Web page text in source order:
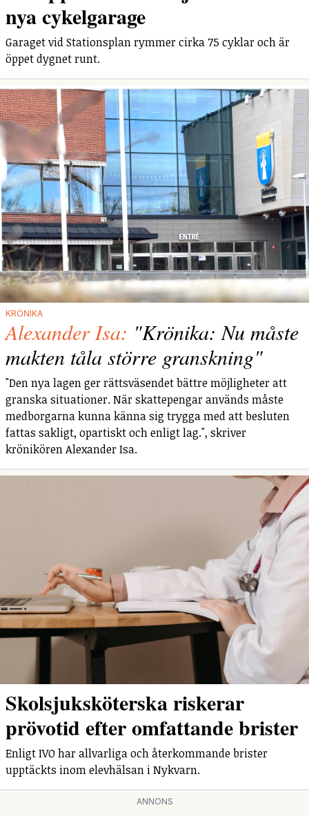
nya cykelgarage
Garaget vid Stationsplan rymmer cirka 75 cyklar och är
öppet dygnet runt.
KRÖNIKA
Alexander Isa: "Krönika: Nu måste
makten tåla större granskning"
"Den nya lagen ger rättsväsendet bättre möjligheter att
granska situationer. När skattepengar används måste
medborgarna kunna känna sig trygga med att besluten
fattas sakligt, opartiskt och enligt lag.", skriver
krönikören Alexander Isa.
Skolsjuksköterska riskerar
prövotid efter omfattande brister
Enligt IVO har allvarliga och återkommande brister
upptäckts inom elevhälsan i Nykvarn.
ANNONS